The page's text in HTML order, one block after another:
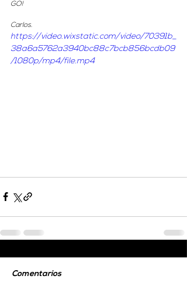
GO!
Carlos.
https://video.wixstatic.com/video/70391b_
38a6a5762a3940bc88c7bcb856bcdb09
/1080p/mp4/file.mp4
Comentarios